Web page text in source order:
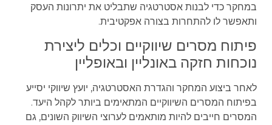
במחקר כדי לבנות אסטרטגיה שתבליט את יתרונות העסק
ותאפשר לו להתחרות בצורה אפקטיבית.
פיתוח מסרים שיווקיים וכלים ליצירת
נוכחות חזקה באונליין ובאופליין
לאחר ביצוע המחקר והגדרת האסטרטגיה, יועץ שיווקי יסייע
בפיתוח המסרים השיווקיים המתאימים ביותר לקהל היעד.
המסרים חייבים להיות מותאמים לערוצי השיווק השונים, גם